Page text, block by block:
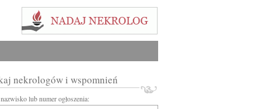
nekrologów i wspomnień
lub numer ogłoszenia: